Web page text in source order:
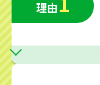
理由